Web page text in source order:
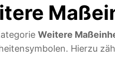
Weitere
Hierzu